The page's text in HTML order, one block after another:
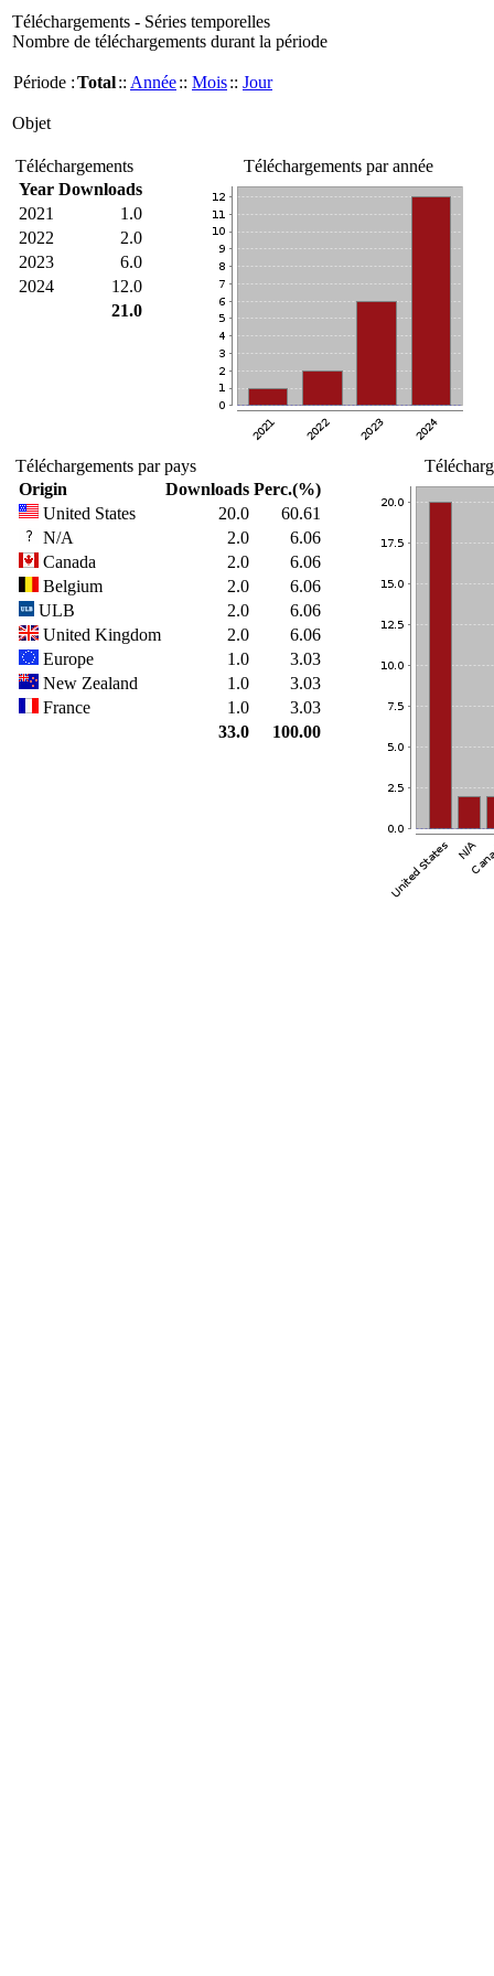
Téléchargements - Séries temporelles
Nombre de téléchargements durant la période
Période :Total:: Année:: Mois:: Jour
Objet
Téléchargements
Year Downloads
2021
1.0
2022
2.0
2023
6.0
2024
12.0
21.0
Téléchargements par année
Téléchargements par pays
Origin
Downloads Perc.(%)
United States
20.0
60.61
N/A
2.0
6.06
Canada
2.0
6.06
Belgium
2.0
6.06
ULB
2.0
6.06
United Kingdom
2.0
6.06
Europe
1.0
3.03
New Zealand
1.0
3.03
France
1.0
3.03
33.0
100.00